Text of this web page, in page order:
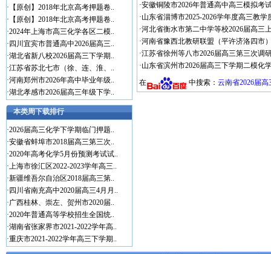
· 【原创】2018年北京高考押题卷..
· 【原创】2018年北京高考押题卷..
·2024年上海市高三化学各区二模..
· 四川宜宾市普通高中2026届高三..
·湖北省新八校2026届高三下学期..
·江苏省苏北七市（徐、连、淮、..
·河南郑州市2026年高中毕业年级..
·湖北孝感市2026届高三年级下学..
本类周下载排行
·2026届高三化学下学期临门押题..
·安徽省蚌埠市2018届高三第三次..
·2020年高考化学5月份预测考试试..
·上海市徐汇区2022-2023学年高三..
·新疆维吾尔自治区2018届高三第..
· 四川省南充高中2020届高三4月月..
·广西桂林、崇左、贺州市2020届..
·2020年普通高等学校招生全国统..
·湖南省张家界市2021-2022学年高..
·重庆市2021-2022学年高三下学期..
·安徽铜陵市2026年普通高中高三模拟考
·山东省淄博市2025-2026学年度高三教
·河北省衡水市第二中学等校2026届高三
·河南省豫西北教研联盟（平许济洛四市
·江苏省徐州等八市2026届高三第三次调
·山东省滨州市2026届高三下学期二模化
在
中搜索： 云南省2026届